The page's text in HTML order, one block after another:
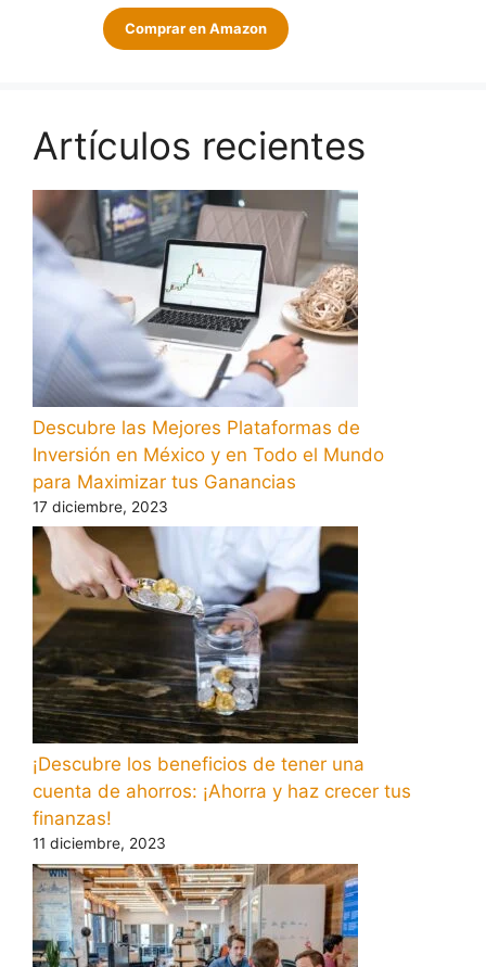
Comprar en Amazon
Artículos recientes
Descubre las Mejores Plataformas de
Inversión en México y en Todo el Mundo
para Maximizar tus Ganancias
17 diciembre, 2023
¡Descubre los beneficios de tener una
cuenta de ahorros: ¡Ahorra y haz crecer tus
finanzas!
11 diciembre, 2023